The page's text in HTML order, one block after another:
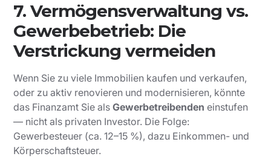
7. Vermögensverwaltung vs.
Gewerbebetrieb: Die
Verstrickung vermeiden
Wenn Sie zu viele Immobilien kaufen und verkaufen,
oder zu aktiv renovieren und modernisieren, könnte
das Finanzamt Sie alsGewerbetreibenden einstufen
— nicht als privaten Investor. Die Folge:
Gewerbesteuer (ca. 12–15 %), dazu Einkommen- und
Körperschaftsteuer.